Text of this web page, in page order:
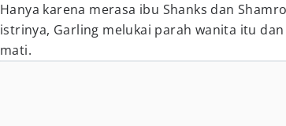
Hanya karena merasa ibu Shanks dan
istrinya, Garling melukai parah wanita itu
mati.